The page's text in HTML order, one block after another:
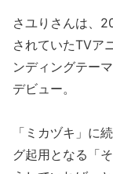
さユりさんは、
されていたTVア
ンディングテー
デビュー。
「ミカヅキ」に
グ起用となる「